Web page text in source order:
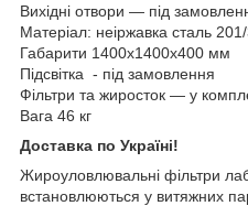
Вихідні отвори — під
Матеріал: неіржавка сталь
Габарити 1400х1400х400 мм
Підсвітка - під замовлення
Фільтри та жиросток — у
Вага 46 кг
Доставка по Україні!
Жироуловлювальні фільтри
встановлюються у витяжних